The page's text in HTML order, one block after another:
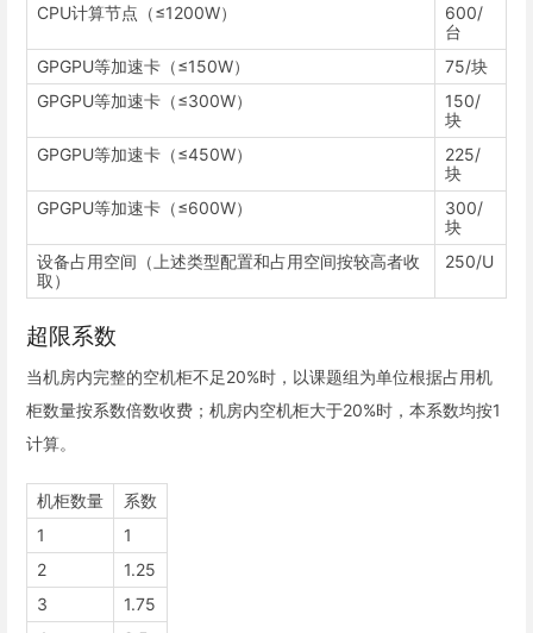
CPU计算节点（≤1200W）
600/
台
GPGPU等加速卡（≤150W）
75/块
GPGPU等加速卡（≤300W）
150/
块
GPGPU等加速卡（≤450W）
225/
块
GPGPU等加速卡（≤600W）
300/
块
设备占用空间（上述类型配置和占用空间按较高者收
取）
250/U
超限系数
当机房内完整的空机柜不足20%时，以课题组为单位根据占用机
柜数量按系数倍数收费；机房内空机柜大于20%时，本系数均按1
计算。
机柜数量
系数
1
1
2
1.25
3
1.75